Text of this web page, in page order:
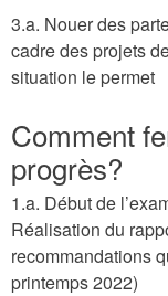
3.a. Nouer des
cadre des projets
situation le permet
Comment
progrès?
1.a. Début de
Réalisation du
recommandations
printemps 2022)